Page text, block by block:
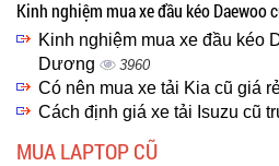
Kinh nghiệm mua xe đầu kéo Daewoo
Kinh nghiệm mua xe đầu kéo
Dương
3960
Có nên mua xe tải Kia cũ giá
Cách định giá xe tải Isuzu cũ
MUA LAPTOP CŨ